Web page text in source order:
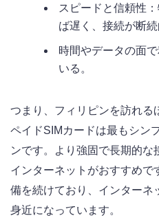
スピードと信頼性
ば遅く、接続が断
時間やデータの面
いる。
つまり、フィリピンを訪れる
ペイドSIMカードは最もシン
ンです。より強固で長期的な
インターネットがおすすめ
備を続けており、インターネ
身近になっています。